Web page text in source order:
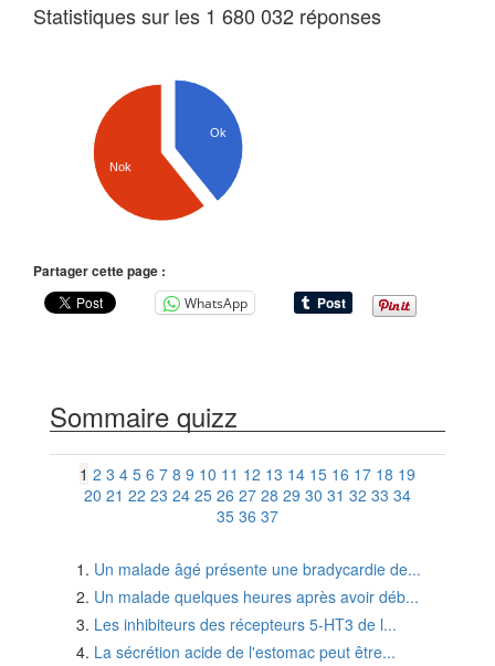
Statistiques sur les 1 680 032 réponses
Ok
Nok
Partager cette page :
WhatsApp
Sommaire quizz
1 2 3 4 5 6 7 8 9 10 11 12 13 14 15 16 17 18 19
20 21 22 23 24 25 26 27 28 29 30 31 32 33 34
35 36 37
Un malade âgé présente une bradycardie de...
Un malade quelques heures après avoir déb...
Les inhibiteurs des récepteurs 5-HT3 de l...
La sécrétion acide de l'estomac peut être...